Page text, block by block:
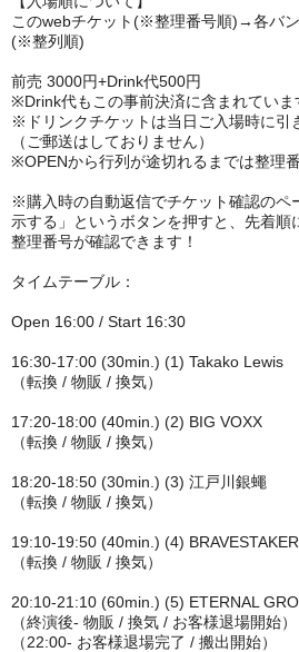
このwebチケット(※整理番号順)→各バ
(※整列順)
前売 3000円+Drink代500円
※Drink代もこの事前決済に含まれていま
※ドリンクチケットは当日ご入場時に引
（ご郵送はしておりません）
※OPENから行列が途切れるまでは整理
※購入時の自動返信でチケット確認のペ
示する」というボタンを押すと、先着順
整理番号が確認できます！
タイムテーブル：
Open 16:00 / Start 16:30
16:30-17:00 (30min.) (1) Takako Lewis
（転換 / 物販 / 換気）
17:20-18:00 (40min.) (2) BIG VOXX
（転換 / 物販 / 換気）
18:20-18:50 (30min.) (3) 江戸川銀蠅
（転換 / 物販 / 換気）
19:10-19:50 (40min.) (4) BRAVESTAKER
（転換 / 物販 / 換気）
20:10-21:10 (60min.) (5) ETERNAL
（終演後- 物販 / 換気 / お客様退場開始）
（22:00- お客様退場完了 / 搬出開始）